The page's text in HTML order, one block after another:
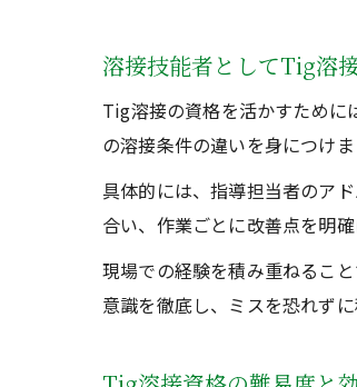
溶接技能者としてTig溶
Tig溶接の資格を活かすために
の溶接条件の違いを身につけ
具体的には、指導担当者のア
合い、作業ごとに改善点を明
現場での経験を積み重ねるこ
意識を徹底し、ミスを恐れず